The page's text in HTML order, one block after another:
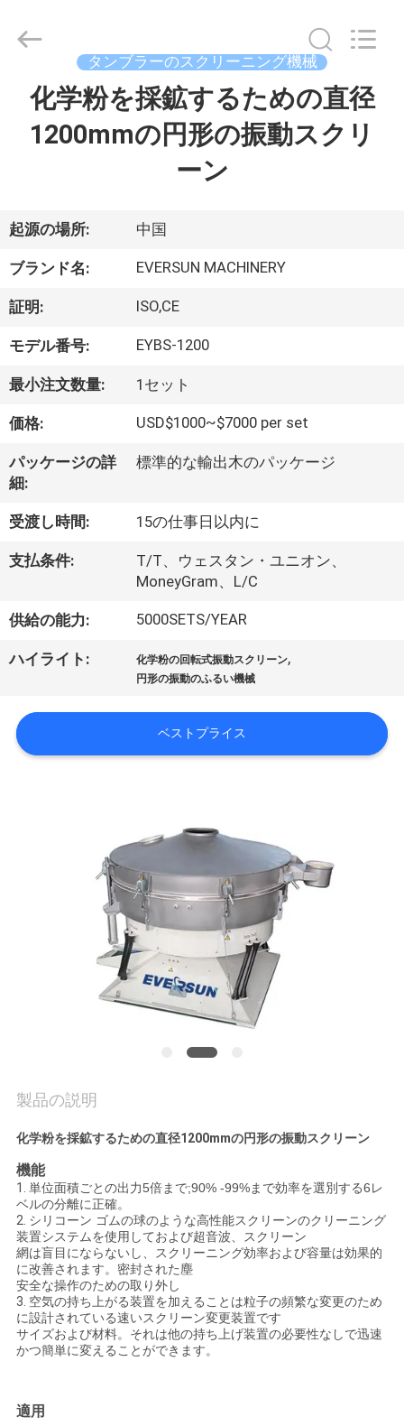
ダ
ク
ト
シ
ョ
ー
私
達
に
て
達
に
連
絡
し
な
い
2020
Machinery
(Henan)
タンブラーのスクリーニング機械
化学粉を採鉱するための直径
1200mmの円形の振動スクリ
ーン
起源の場所: 中国
ブランド名: EVERSUN MACHINERY
証明: ISO,CE
モデル番号: EYBS-1200
最小注文数量: 1セット
価格: USD$1000~$7000 per set
パッケージの詳
細:
標準的な輸出木のパッケージ
受渡し時間: 15の仕事日以内に
支払条件:
T/T、ウェスタン・ユニオン、
MoneyGram、L/C
供給の能力: 5000SETS/YEAR
ハイライト: 化学粉の回転式振動スクリーン,
円形の振動のふるい機械
ベストプライス
製品の説明
化学粉を採鉱するための直径1200mmの円形の振動スクリーン
機能
1. 単位面積ごとの出力5倍まで;90% -99%まで効率を選別する6レ
ベルの分離に正確。
2. シリコーン ゴムの球のような高性能スクリーンのクリーニング
装置システムを使用しておよび超音波、スクリーン
網は盲目にならないし、スクリーニング効率および容量は効果的
に改善されます。密封された塵
安全な操作のための取り外し
3. 空気の持ち上がる装置を加えることは粒子の頻繁な変更のため
に設計されている速いスクリーン変更装置です
サイズおよび材料。それは他の持ち上げ装置の必要性なしで迅速
かつ簡単に変えることができます。
適用